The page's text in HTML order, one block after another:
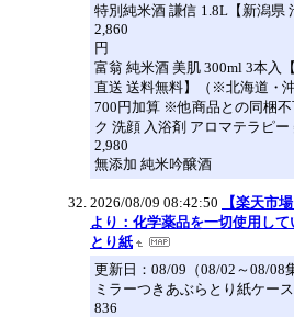
特別純米酒 謙信 1.8L【新潟県
2,860
円
富翁 純米酒 美肌 300ml 3本入
直送 送料無料】（※北海道・
700円加算 ※他商品との同梱不
ク 洗顔 入浴剤 アロマテラピー
2,980
無添加 純米吟醸酒
2026/08/09 08:42:50
【楽天市
より：化学薬品を一切使用し
とり紙
更新日：08/09（08/02～08/08
ミラーつきあぶらとり紙ケー
836